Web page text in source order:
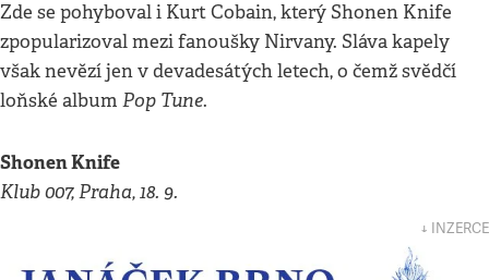
Zde se pohyboval i Kurt Cobain, který Shonen Knife
zpopularizoval mezi fanoušky Nirvany. Sláva kapely
však nevězí jen v devadesátých letech, o čemž svědčí
loňské album Pop Tune.
Shonen Knife
Klub 007, Praha, 18. 9.
↓ INZERCE